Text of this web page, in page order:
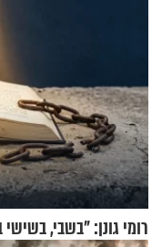
רומי גונן: "בשבי,